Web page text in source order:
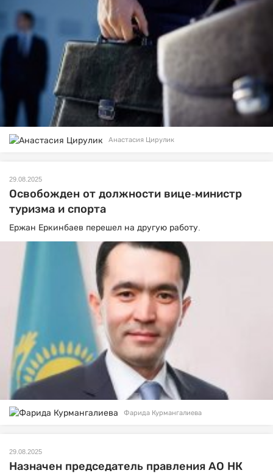
Анастасия Цирулик
29.08.2025
Освобожден от должности вице-министр
туризма и спорта
Ержан Еркинбаев перешел на другую работу.
Фарида Курмангалиева
29.08.2025
Назначен председатель правления АО НК